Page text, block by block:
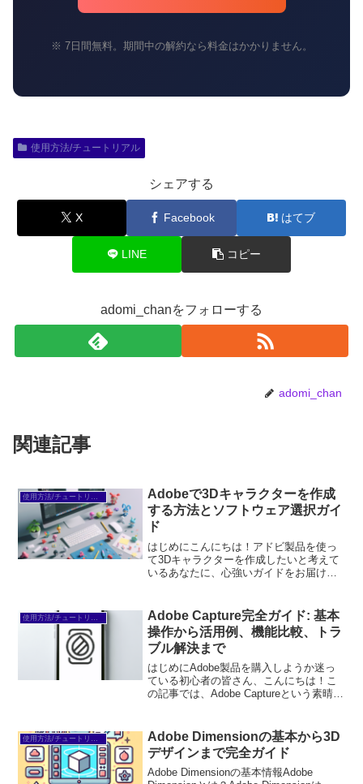
※ 7日間無料。期間中の解約なら料金はかかりません。
使用方法/チュートリアル
シェアする
X Facebook はてブ
LINE コピー
adomi_chanをフォローする
adomi_chan
関連記事
Adobeで3Dキャラクターを作成
する方法とソフトウェア選択ガイ
ド
はじめにこんにちは！アドビ製品を使っ
て3Dキャラクターを作成したいと考えて
いるあなたに、心強いガイドをお届けし
き出すお手伝いをします。さあ、一緒に
3Dの世界に飛び込んで...
Adobe Capture完全ガイド: 基本
操作から活用例、機能比較、トラ
ブル解決まで
はじめにAdobe製品を購入しようか迷っ
ている初心者の皆さん、こんにちは！こ
の記事では、Adobe Captureという素晴ら
例、機能比較、トラブルシューティン
グ、そしてラ...
使用方法/チュートリアル
Adobe Dimensionの基本から3D
デザインまで完全ガイド
Adobe Dimensionの基本情報Adobe